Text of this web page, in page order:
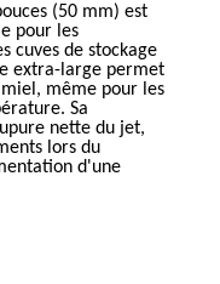
(50 mm) est
pour les
cuves de stockage
extra-large permet
même pour les
Sa
nette du jet,
lors du
d'une